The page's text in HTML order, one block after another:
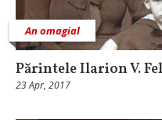
An omagial
Părintele Ilarion V.
23 Apr, 2017